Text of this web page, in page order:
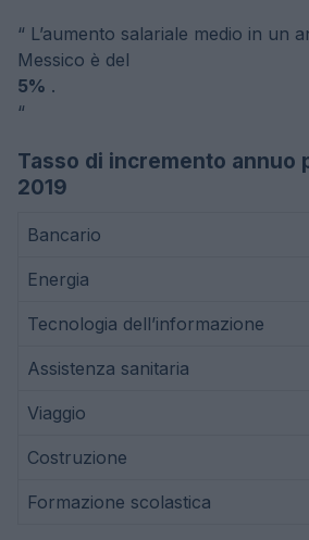
“ L’aumento salariale medio in un
Messico è del
5% .
“
Tasso di incremento annuo
2019
Bancario
Energia
Tecnologia dell’informazione
Assistenza sanitaria
Viaggio
Costruzione
Formazione scolastica